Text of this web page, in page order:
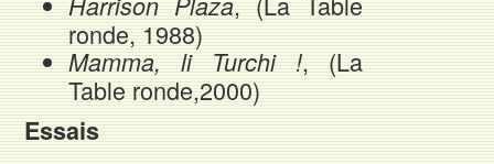
ronde, 1988)
Mamma, li Turchi !, (La
Table ronde,2000)
Essais